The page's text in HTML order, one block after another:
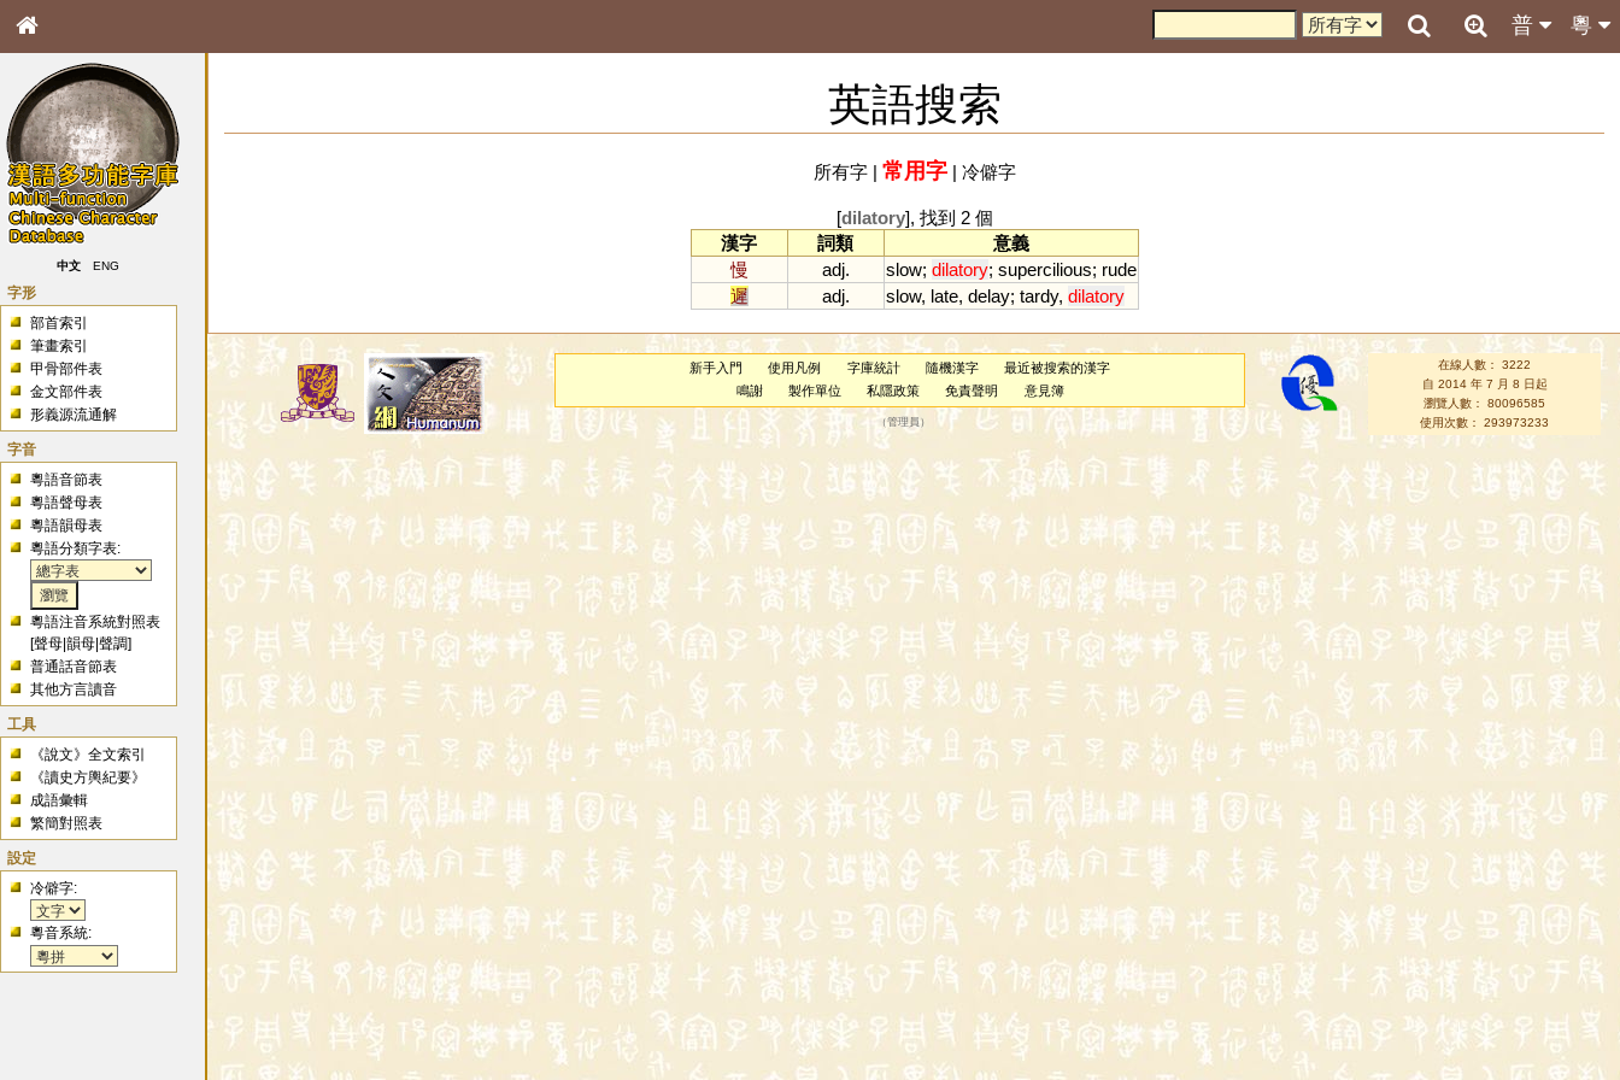
粵
普
中文 ENG
字形
部首索引
筆畫索引
甲骨部件表
金文部件表
形義源流通解
字音
粵語音節表
粵語聲母表
粵語韻母表
粵語分類字表:
粵語注音系統對照表
[聲母 |韻母 |聲調]
普通話音節表
其他方言讀音
工具
《說文》全文索引
《讀史方輿紀要》
成語彙輯
繁簡對照表
設定
冷僻字:
粵音系統:
英語搜索
所有字| 常用字| 冷僻字
[dilatory], 找到 2 個
漢字
詞類
意義
慢
adj. slow; dilatory; supercilious; rude
遲
adj. slow, late, delay; tardy, dilatory
新手入門 使用凡例 字庫統計 隨機漢字
最近被搜索的漢字
鳴謝
製作單位 私隱政策 免責聲明 意見簿
（管理員 ）
在線人數： 3222
自 2014 年 7 月 8 日起
瀏覽人數： 80096585
使用次數： 293973233